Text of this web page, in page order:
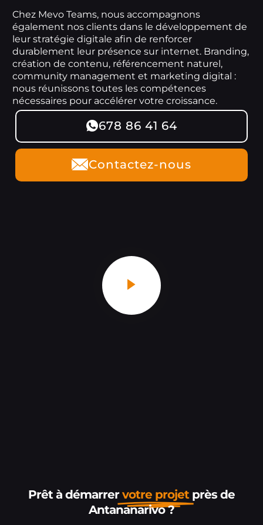
Chez Mevo Teams, nous accompagnons
également nos clients dans le développement de
leur stratégie digitale afin de renforcer
durablement leur présence sur internet. Branding,
création de contenu, référencement naturel,
community management et marketing digital :
nous réunissons toutes les compétences
nécessaires pour accélérer votre croissance.
678 86 41 64
Contactez-nous
Prêt à démarrervotre projet près de
Antananarivo ?